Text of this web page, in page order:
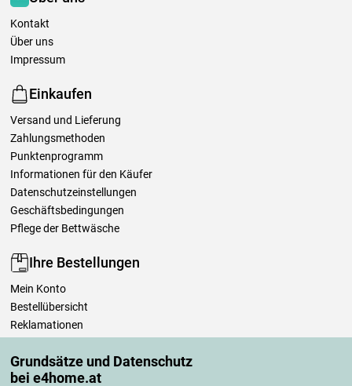
Grundsätze und Datenschutz
bei e4home.at
Kontakt
Über uns
Impressum
Einkaufen
Versand und Lieferung
Zahlungsmethoden
Punktenprogramm
Informationen für den Käufer
Datenschutzeinstellungen
Geschäftsbedingungen
Pflege der Bettwäsche
Ihre Bestellungen
Mein Konto
Bestellübersicht
Reklamationen
Einfach mehr wissen
Richtlinien zur Verarbeitung von Bewertungen